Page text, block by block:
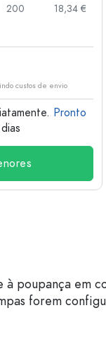
200
18,34 €
custos de envio
Pronto
poupança em
forem